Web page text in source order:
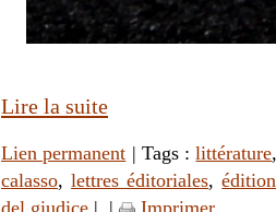
Lire la suite
Lien permanent | Tags :littérature
calasso,lettres éditoriales,